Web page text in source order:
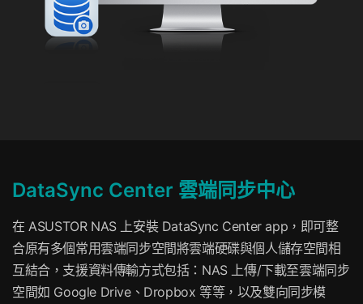
DataSync Center 雲端同步中心
在 ASUSTOR NAS 上安裝 DataSync Center app，即可整
合原有多個常用雲端同步空間將雲端硬碟與個人儲存空間相
互結合，支援資料傳輸方式包括：NAS 上傳/下載至雲端同步
空間如 Google Drive、Dropbox 等等，以及雙向同步模